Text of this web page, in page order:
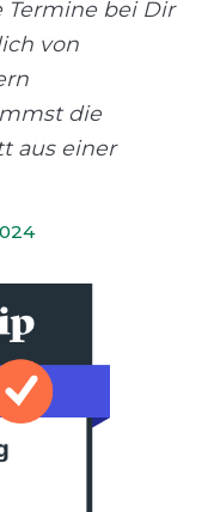
Termine bei Dir
von
die
aus einer